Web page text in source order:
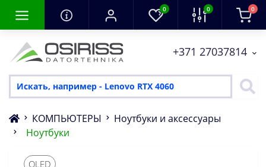
0 0 0
+371 27037814
КОМПЬЮТЕРЫ
Ноутбуки и аксессуары
Ноутбуки
OLED